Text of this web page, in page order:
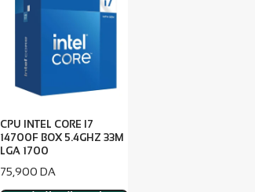
CPU INTEL CORE I7
14700F BOX 5.4GHZ 33M
LGA 1700
سعر
75,900 DA